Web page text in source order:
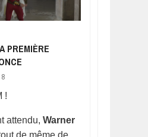
PREMIÈRE
!
attendu, Warner
de même de